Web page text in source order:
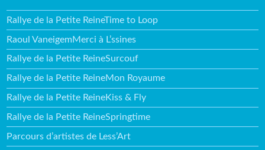
Rallye de la Petite ReineTime to Loop
Raoul VaneigemMerci à L’ssines
Rallye de la Petite ReineSurcouf
Rallye de la Petite ReineMon Royaume
Rallye de la Petite ReineKiss & Fly
Rallye de la Petite ReineSpringtime
Parcours d’artistes de Less’Art